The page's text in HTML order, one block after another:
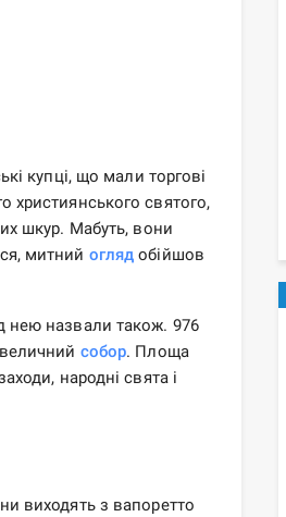
купці, що мали торгові
християнського святого,
шкур. Мабуть, вони
митний огляд обійшов
нею назвали також. 976
собор. Площа
народні свята і
виходять з вапоретто